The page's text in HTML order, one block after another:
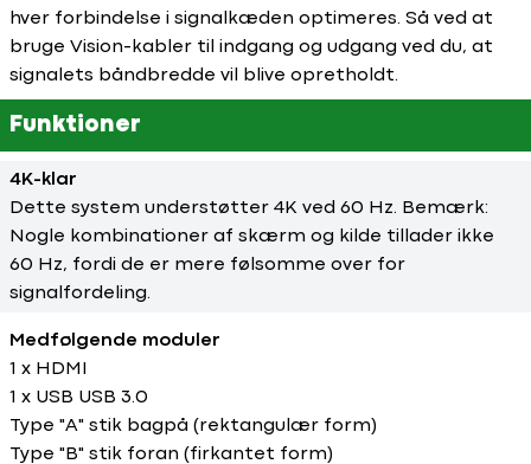
hver forbindelse i signalkæden optimeres. Så ved at
bruge Vision-kabler til indgang og udgang ved du, at
signalets båndbredde vil blive opretholdt.
Funktioner
4K-klar
Dette system understøtter 4K ved 60 Hz. Bemærk:
Nogle kombinationer af skærm og kilde tillader ikke
60 Hz, fordi de er mere følsomme over for
signalfordeling.
Medfølgende moduler
1 x HDMI
1 x USB USB 3.0
Type "A" stik bagpå (rektangulær form)
Type "B" stik foran (firkantet form)